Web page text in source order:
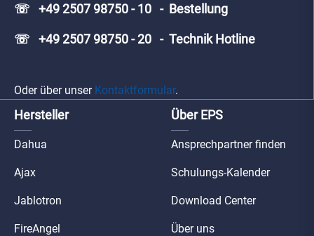
☏ +49 2507 98750 - 10 - Bestellung
☏ +49 2507 98750 - 20 - Technik Hotline
Oder über unser Kontaktformular.
Hersteller
Dahua
Ajax
Jablotron
FireAngel
Über EPS
Ansprechpartner finden
Schulungs-Kalender
Download Center
Über uns